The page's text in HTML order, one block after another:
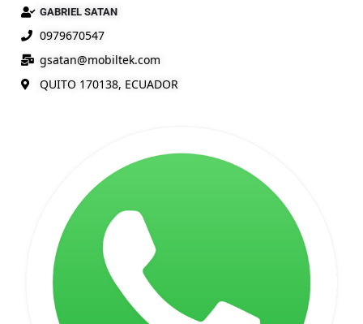
GABRIEL SATAN
0979670547
gsatan@mobiltek.com
QUITO 170138, ECUADOR